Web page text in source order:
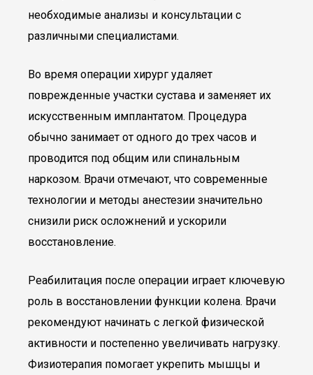
необходимые анализы и консультации с
различными специалистами.
Во время операции хирург удаляет
поврежденные участки сустава и заменяет их
искусственным имплантатом. Процедура
обычно занимает от одного до трех часов и
проводится под общим или спинальным
наркозом. Врачи отмечают, что современные
технологии и методы анестезии значительно
снизили риск осложнений и ускорили
восстановление.
Реабилитация после операции играет ключевую
роль в восстановлении функции колена. Врачи
рекомендуют начинать с легкой физической
активности и постепенно увеличивать нагрузку.
Физиотерапия помогает укрепить мышцы и